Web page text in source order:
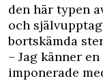
den här typen
och
bortskämda
– Jag känner
imponerade